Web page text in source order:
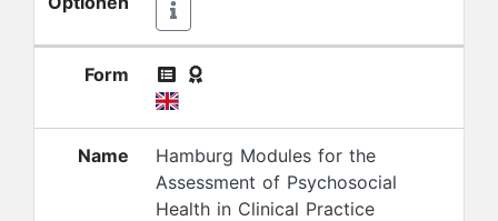
Form
Name
Hamburg Modules for the
Assessment of Psychosocial
Health in Clinical Practice